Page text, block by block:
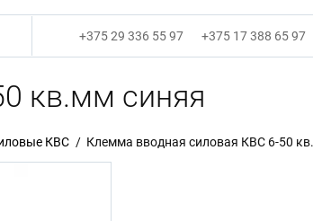
+375 29 336 55 97 +375 17 388 65 97
кв.мм синяя
КВС Клемма вводная силовая КВС 6-50